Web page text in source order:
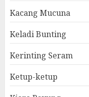
Kacang Mucuna
Keladi Bunting
Kerinting Seram
Ketup-ketup